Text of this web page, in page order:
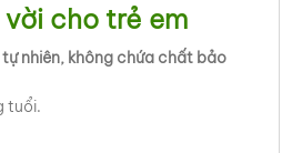
cho trẻ em
nhiên, không chứa chất bảo
tuổi.